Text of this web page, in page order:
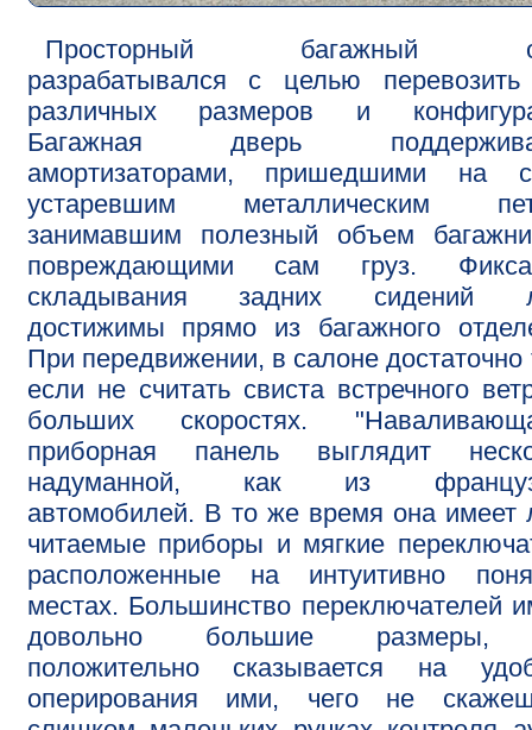
Просторный багажный
разрабатывался с целью перевозить
различных размеров и
Багажная дверь
амортизаторами, пришедшими на
устаревшим металлическим
занимавшим полезный объем
повреждающими сам груз.
складывания задних сидений
достижимы прямо из багажного
При передвижении, в салоне достаточно
если не считать свиста встречного
больших скоростях.
приборная панель выглядит
надуманной, как из
автомобилей. В то же время она имеет
читаемые приборы и мягкие
расположенные на интуитивно
местах. Большинство переключателей
довольно большие размеры,
положительно сказывается на
оперирования ими, чего не